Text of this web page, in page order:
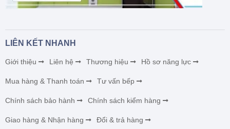
LIÊN KẾT NHANH
Giới thiệu Liên hệ Thương hiệu Hồ sơ năng lực
Mua hàng & Thanh toán Tư vấn bếp
Chính sách bảo hành Chính sách kiểm hàng
Giao hàng & Nhận hàng Đổi & trả hàng